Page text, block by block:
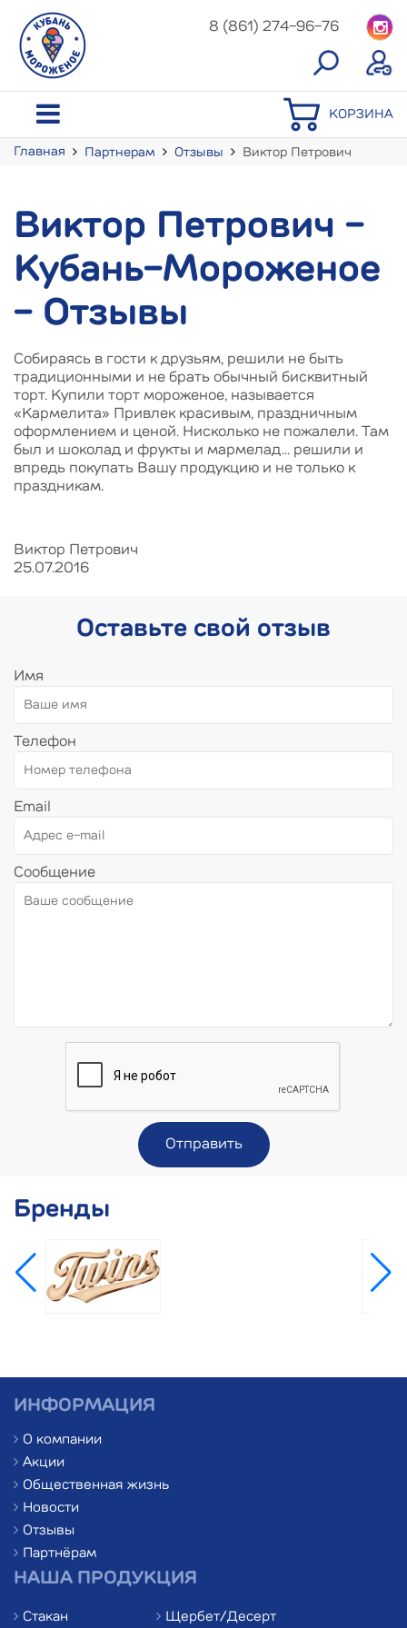
8 (861) 274-96-76
КОРЗИНА
Главная Партнерам Отзывы Виктор Петрович
Виктор Петрович -
Кубань-Мороженое
- Отзывы
Собираясь в гости к друзьям, решили не быть
традиционными и не брать обычный бисквитный
торт. Купили торт мороженое, называется
«Кармелита» Привлек красивым, праздничным
оформлением и ценой. Нисколько не пожалели. Там
был и шоколад и фрукты и мармелад... решили и
впредь покупать Вашу продукцию и не только к
праздникам.
Виктор Петрович
25.07.2016
Оставьте свой отзыв
Имя
Телефон
Email
Сообщение
Отправить
Бренды
ИНФОРМАЦИЯ
О компании
Акции
Общественная жизнь
Новости
Отзывы
Партнёрам
НАША ПРОДУКЦИЯ
Стакан Щербет/Десерт